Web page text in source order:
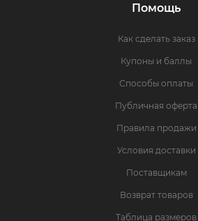
Помощь
Как сделать заказ
Купоны и баллы
Способы оплаты
Публичная оферта
Правила продажи
Условия доставки
Поставщикам
Возврат товаров
Таблица размеров